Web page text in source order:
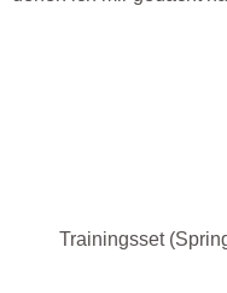
Trainingsset